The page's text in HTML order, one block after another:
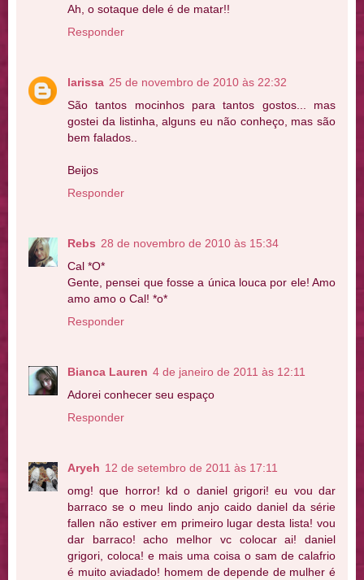
Ah, o sotaque dele é de matar!!
Responder
larissa 25 de novembro de 2010 às 22:32
São tantos mocinhos para tantos gostos... mas
gostei da listinha, alguns eu não conheço, mas são
bem falados..
Beijos
Responder
Rebs 28 de novembro de 2010 às 15:34
Cal *O*
Gente, pensei que fosse a única louca por ele! Amo
amo amo o Cal! *o*
Responder
Bianca Lauren 4 de janeiro de 2011 às 12:11
Adorei conhecer seu espaço
Responder
Aryeh 12 de setembro de 2011 às 17:11
omg! que horror! kd o daniel grigori! eu vou dar
barraco se o meu lindo anjo caido daniel da série
fallen não estiver em primeiro lugar desta lista! vou
dar barraco! acho melhor vc colocar ai! daniel
grigori, coloca! e mais uma coisa o sam de calafrio
é muito aviadado! homem de depende de mulher é